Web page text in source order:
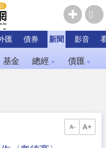
匯 債券 新聞 影音
基金 總經 ▼ 債匯 ▼
A- A+